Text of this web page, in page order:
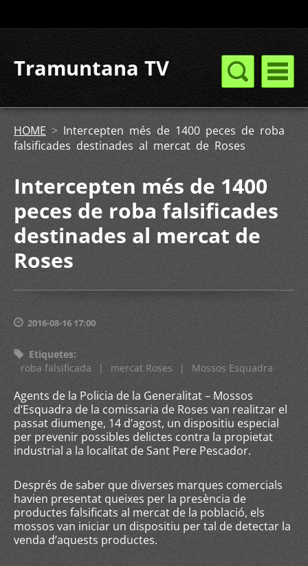
Tramuntana TV
HOME > Intercepten més de 1400 peces de roba
falsificades destinades al mercat de Roses
Intercepten més de 1400
peces de roba falsificades
destinades al mercat de
Roses
2016-08-16 17:00
Etiquetes:
roba falsificada
| mercat Roses | Mossos Esquadra
Agents de la Policia de la Generalitat – Mossos
d’Esquadra de la comissaria de Roses van realitzar el
passat diumenge, 14 d’agost, un dispositiu especial
per prevenir possibles delictes contra la propietat
industrial a la localitat de Sant Pere Pescador.
Després de saber que diverses marques comercials
havien presentat queixes per la presència de
productes falsificats al mercat de la població, els
mossos van iniciar un dispositiu per tal de detectar la
venda d’aquests productes.